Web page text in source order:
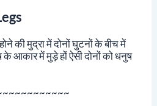
की मुद्रा में दोनों घुटनों के बीच में
के आकार में मुड़े हों ऐसी दोनों को धनुष